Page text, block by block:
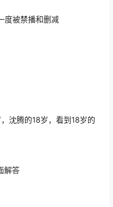
度被禁播和删减
沈腾的18岁，看到18岁的
解答